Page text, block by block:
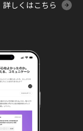
詳しくはこちら